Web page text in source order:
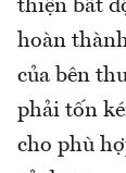
thiện bất
hoàn
của bên
phải tốn
cho phù